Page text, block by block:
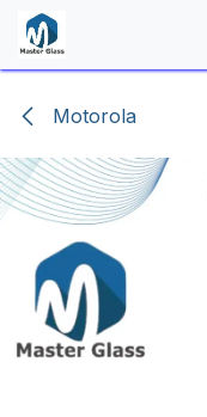
Ir al contenido
Motorola